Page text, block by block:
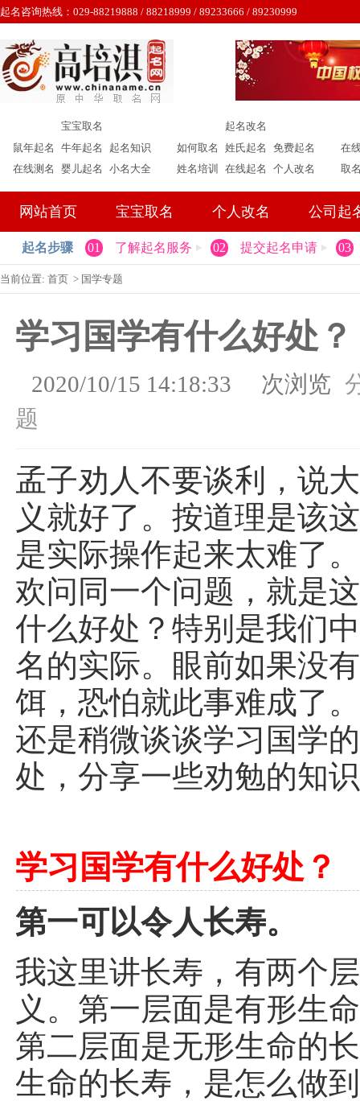
起名咨询热线：029-88219888 / 88218999 / 89233666 / 89230999
宝宝取名
鼠年起名
牛年起名
起名知识
在线测名
婴儿起名 小名大全
起名改名
如何取名
姓氏起名
免费起名
姓名培训
在线起名 个人改名
在
取
网站首页 宝宝取名 个人改名 公司起
起名步骤 01 了解起名服务 02 提交起名申请 03
当前位置: 首页 > 国学专题
学习国学有什么好处？
2020/10/15 14:18:33 次浏览
题
孟子劝人不要谈利，说
义就好了。按道理是该
是实际操作起来太难了
欢问同一个问题，就是
什么好处？特别是我们
名的实际。眼前如果没
饵，恐怕就此事难成了
还是稍微谈谈学习国学
处，分享一些劝勉的知
学习国学有什么好处？
第一可以令人长寿。
我这里讲长寿，有两个
义。第一层面是有形生
第二层面是无形生命的
生命的长寿，是怎么做